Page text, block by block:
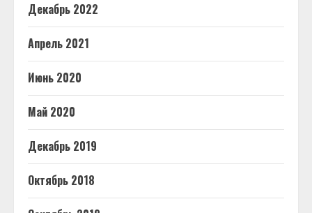
Декабрь 2022
Апрель 2021
Июнь 2020
Май 2020
Декабрь 2019
Октябрь 2018